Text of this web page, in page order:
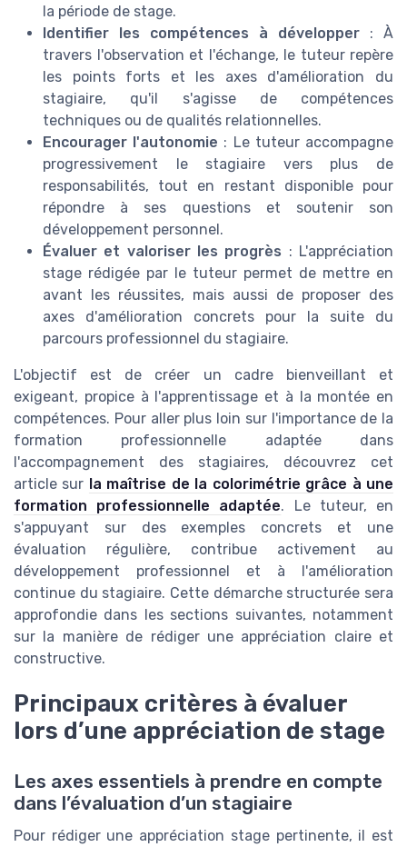
la période de stage.
Identifier les compétences à développer : À
travers l'observation et l'échange, le tuteur repère
les points forts et les axes d'amélioration du
stagiaire, qu'il s'agisse de compétences
techniques ou de qualités relationnelles.
Encourager l'autonomie : Le tuteur accompagne
progressivement le stagiaire vers plus de
responsabilités, tout en restant disponible pour
répondre à ses questions et soutenir son
développement personnel.
Évaluer et valoriser les progrès : L'appréciation
stage rédigée par le tuteur permet de mettre en
avant les réussites, mais aussi de proposer des
axes d'amélioration concrets pour la suite du
parcours professionnel du stagiaire.
L'objectif est de créer un cadre bienveillant et
exigeant, propice à l'apprentissage et à la montée en
compétences. Pour aller plus loin sur l'importance de la
formation professionnelle adaptée dans
l'accompagnement des stagiaires, découvrez cet
article sur la maîtrise de la colorimétrie grâce à une
formation professionnelle adaptée. Le tuteur, en
s'appuyant sur des exemples concrets et une
évaluation régulière, contribue activement au
développement professionnel et à l'amélioration
continue du stagiaire. Cette démarche structurée sera
approfondie dans les sections suivantes, notamment
sur la manière de rédiger une appréciation claire et
constructive.
Principaux critères à évaluer
lors d’une appréciation de stage
Les axes essentiels à prendre en compte
dans l’évaluation d’un stagiaire
Pour rédiger une appréciation stage pertinente, il est